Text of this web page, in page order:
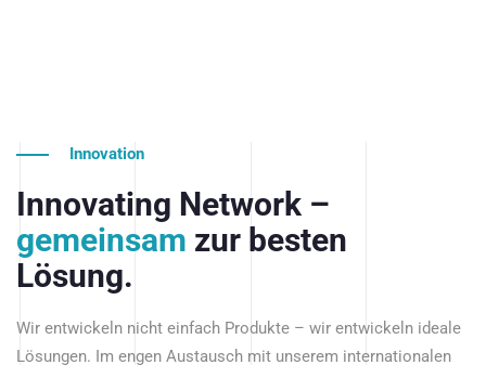
Innovation
Innovating Network –
gemeinsam zur besten
Lösung.
Wir entwickeln nicht einfach Produkte – wir entwickeln ideale
Lösungen. Im engen Austausch mit unserem internationalen